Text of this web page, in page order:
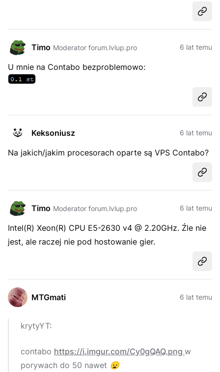
Timo Moderator forum.lvlup.pro 6 lat temu
U mnie na Contabo bezproblemowo:
Keksoniusz 6 lat temu
Na jakich/jakim procesorach oparte są VPS Contabo?
Timo Moderator forum.lvlup.pro 6 lat temu
Intel(R) Xeon(R) CPU E5-2630 v4 @ 2.20GHz. Źle nie
jest, ale raczej nie pod hostowanie gier.
MTGmati 6 lat temu
krytyYT:
contabo https://i.imgur.com/Cy0gQAQ.png w
porywach do 50 nawet 😦